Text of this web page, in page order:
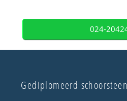
024-
Gediplomeerd